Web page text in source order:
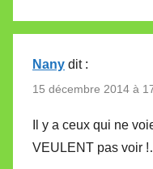
Nany dit :
15 décembre 2014 à
Il y a ceux qui ne
VEULENT pas voir